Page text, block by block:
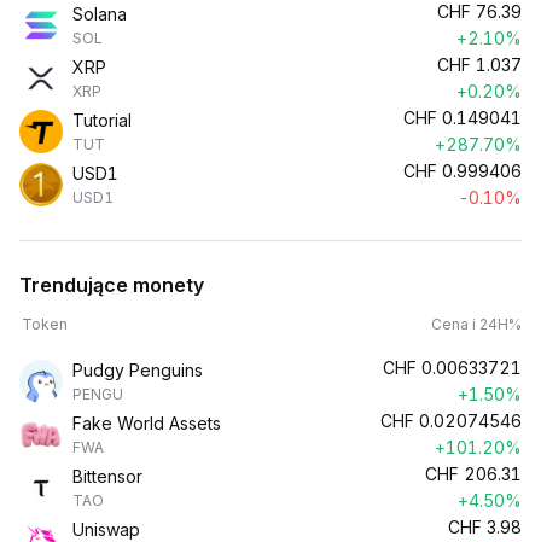
Solana
SOL
CHF 76.39
+2.10%
XRP
XRP
CHF 1.037
+0.20%
Tutorial
TUT
CHF 0.149041
+287.70%
USD1
USD1
CHF 0.999406
-0.10%
Trendujące monety
Token Cena i 24H%
Pudgy Penguins
PENGU
CHF 0.00633721
+1.50%
Fake World Assets
FWA
CHF 0.02074546
+101.20%
Bittensor
TAO
CHF 206.31
+4.50%
Uniswap
CHF 3.98